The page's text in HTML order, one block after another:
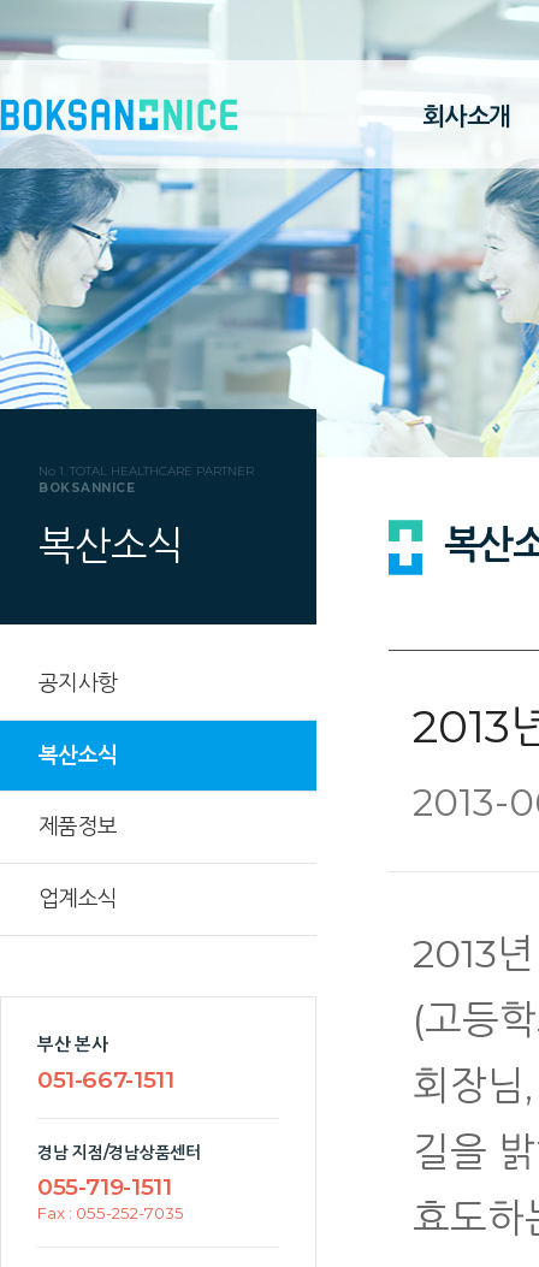
회사소개
No 1. TOTAL HEALTHCARE PARTNER
BOKSANNICE
복산소식
공지사항
복산소식
제품정보
업계소식
부산 본사
051-667-1511
경남 지점/경남상품센터
055-719-1511
Fax : 055-252-7035
복산
2013
2013-
2013
(고등
회장님
길을
효도하